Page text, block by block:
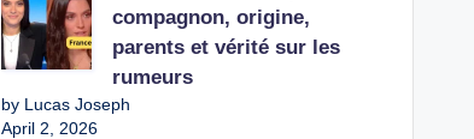
compagnon, origine,
parents et vérité sur les
rumeurs
by Lucas Joseph
April 2, 2026